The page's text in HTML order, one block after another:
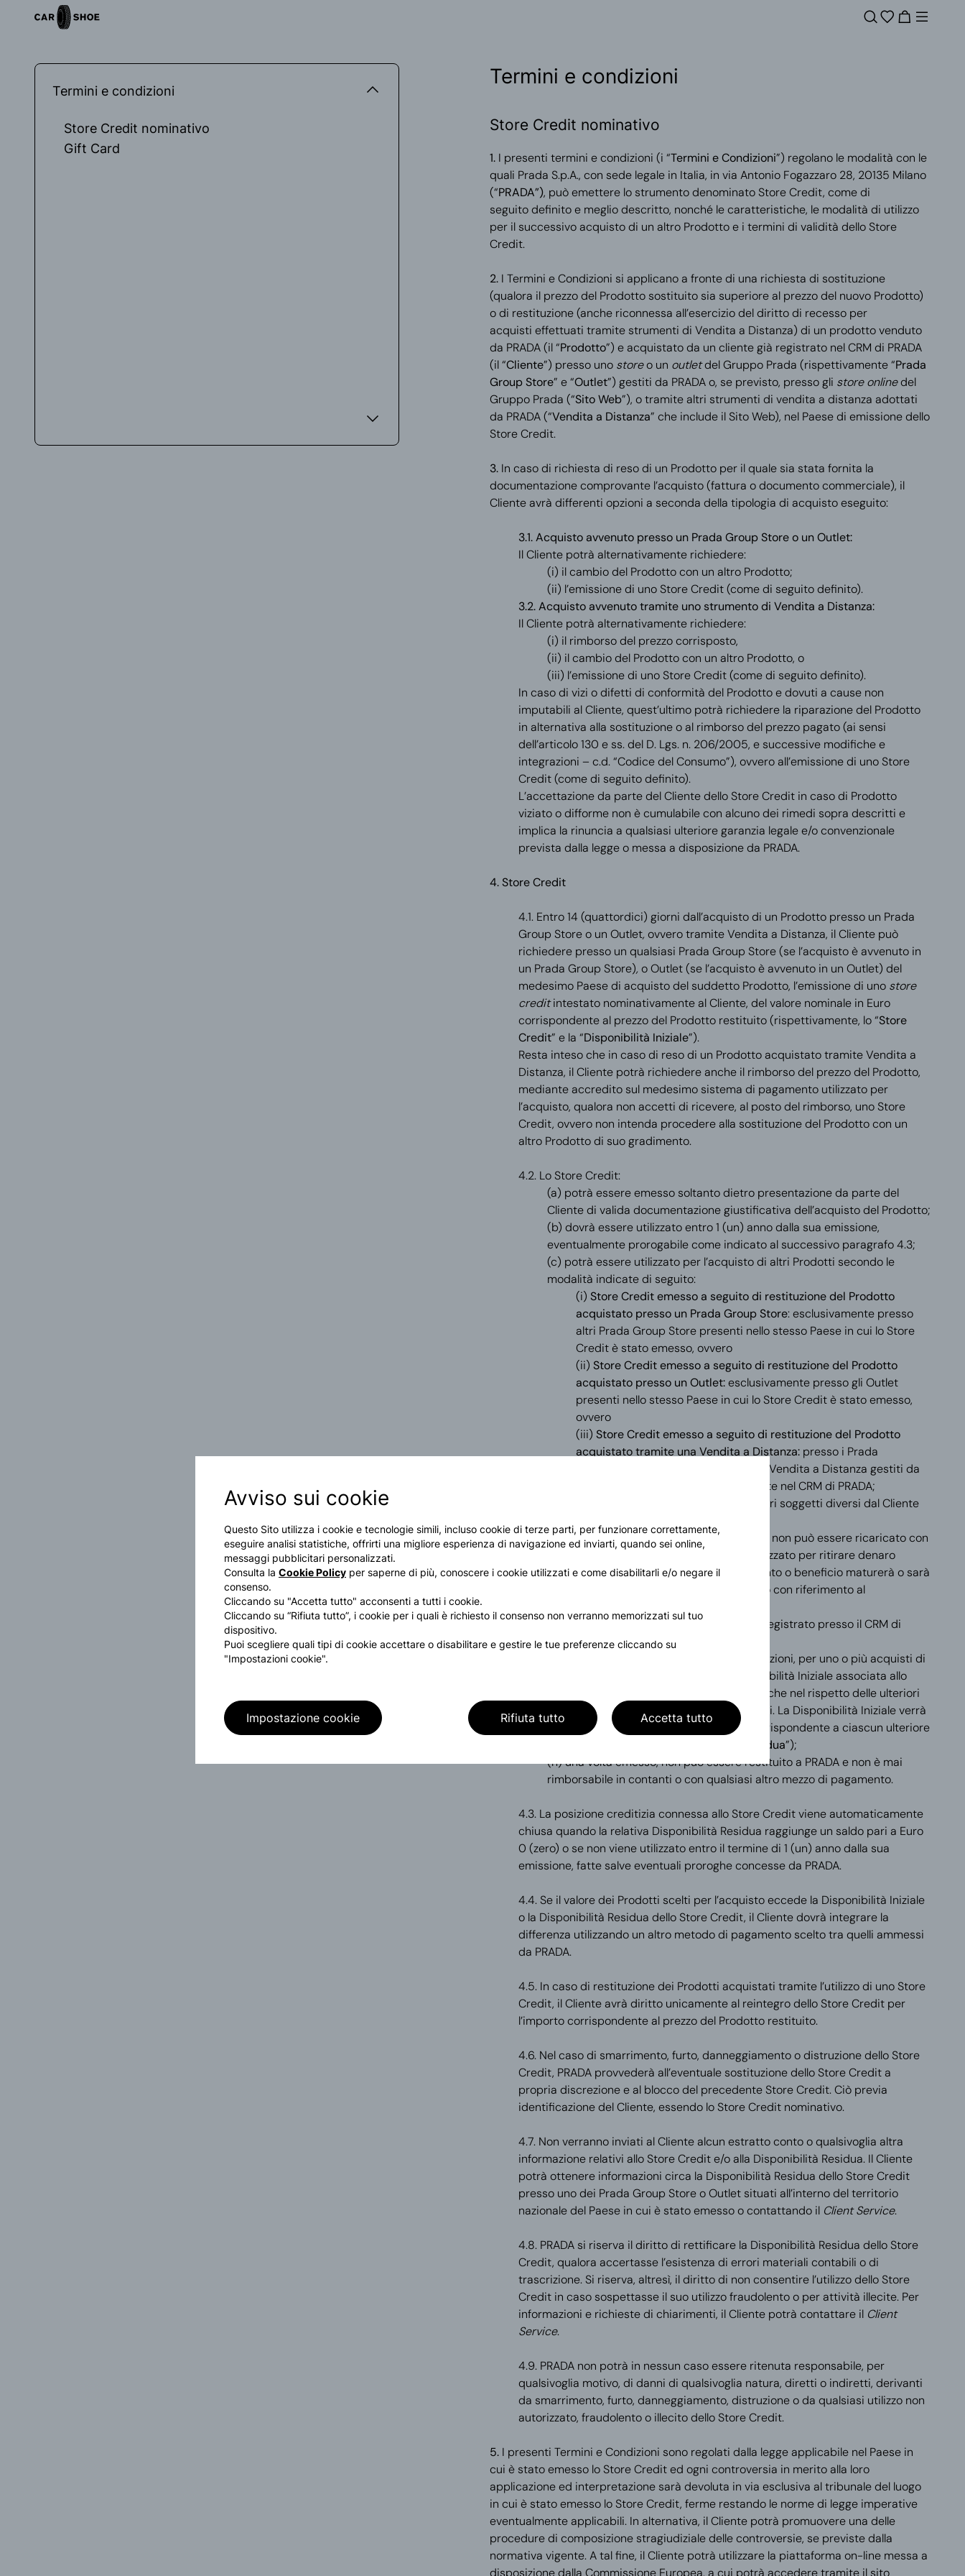
Avviso sui cookie
Questo Sito utilizza i cookie e tecnologie simili, incluso cookie di terze parti, per funzionare correttamente,
eseguire analisi statistiche, offrirti una migliore esperienza di navigazione ed inviarti, quando sei online,
messaggi pubblicitari personalizzati.
Consulta la Cookie Policy per saperne di più, conoscere i cookie utilizzati e come disabilitarli e/o negare il
consenso.
Cliccando su "Accetta tutto" acconsenti a tutti i cookie.
Cliccando su “Rifiuta tutto”, i cookie per i quali è richiesto il consenso non verranno memorizzati sul tuo
dispositivo.
Puoi scegliere quali tipi di cookie accettare o disabilitare e gestire le tue preferenze cliccando su
"Impostazioni cookie".
Accetta tutto
Rifiuta tutto
Impostazione cookie
Termini e condizioni
Store Credit nominativo
Gift Card
Termini e condizioni
Store Credit nominativo
1. I presenti termini e condizioni (i “Termini e Condizioni”) regolano le modalità con le
quali Prada S.p.A., con sede legale in Italia, in via Antonio Fogazzaro 28, 20135 Milano
(“PRADA”), può emettere lo strumento denominato Store Credit, come di
seguitodefinito e meglio descritto, nonché le caratteristiche, le modalità di utilizzo
per il successivo acquisto di un altro Prodotto e i termini di validità dello Store
Credit.
2. I Termini e Condizioni si applicano a fronte di una richiesta di sostituzione
(qualora il prezzo del Prodotto sostituito sia superiore al prezzo del nuovo Prodotto)
o di restituzione (anche riconnessa all’esercizio del diritto di recesso per
acquisti effettuati tramite strumenti di Vendita a Distanza) di un prodotto venduto
da PRADA (il “Prodotto”) e acquistato da un cliente già registrato nel CRM di PRADA
(il “Cliente”) presso uno storeo un outletdel Gruppo Prada (rispettivamente “Prada
Group Store” e “Outlet”) gestiti da PRADA o, se previsto, presso gli store onlinedel
Gruppo Prada (“Sito Web”), o tramite altri strumenti di vendita a distanza adottati
da PRADA (“Vendita a Distanza” che include il Sito Web), nel Paese di emissione dello
Store Credit.
3. In caso di richiesta di reso di un Prodotto per il quale sia stata fornita la
documentazione comprovante l’acquisto (fattura o documento commerciale), il
Cliente avrà differenti opzioni a seconda della tipologia di acquisto eseguito:
3.1. Acquisto avvenuto presso un Prada Group Store o un Outlet:
Il Cliente potrà alternativamente richiedere:
(i) il cambio del Prodotto con un altro Prodotto;
(ii) l’emissione di uno Store Credit (come di seguitodefinito).
3.2. Acquisto avvenuto tramite uno strumento di Vendita a Distanza:
Il Cliente potrà alternativamente richiedere:
(i) il rimborso del prezzo corrisposto,
(ii) il cambio del Prodotto con un altro Prodotto, o
(iii) l’emissione di uno Store Credit (come di seguitodefinito).
In caso di vizi o difetti di conformità del Prodotto e dovuti a cause non
imputabili al Cliente, quest’ultimo potrà richiedere la riparazione del Prodotto
in alternativa alla sostituzione o al rimborso del prezzo pagato (ai sensi
dell’articolo 130 e ss. del D. Lgs. n. 206/2005, e successive modifiche e
integrazioni – c.d. “Codice del Consumo”), ovvero all’emissione di uno Store
Credit (come di seguitodefinito).
L’accettazione da parte del Cliente dello Store Credit in caso di Prodotto
viziato o difforme non è cumulabile con alcuno dei rimedi sopra descritti e
implica la rinuncia a qualsiasi ulteriore garanzia legale e/o convenzionale
prevista dalla legge o messa a disposizione da PRADA.
4. Store Credit
4.1. Entro 14 (quattordici) giorni dall’acquisto di un Prodotto presso un Prada
Group Storeo un Outlet,ovvero tramite Vendita a Distanza, il Cliente può
richiedere presso un qualsiasi Prada Group Store (se l’acquisto è avvenuto in
un Prada Group Store),oOutlet(se l’acquisto è avvenuto in un Outlet) del
medesimo Paese di acquisto del suddetto Prodotto, l’emissione di uno store
creditintestato nominativamente al Cliente, del valore nominale in Euro
corrispondente al prezzo del Prodotto restituito (rispettivamente, lo “Store
Credit” e la “Disponibilità Iniziale”).
Resta inteso che in caso di reso di un Prodotto acquistato tramite Vendita a
Distanza, il Cliente potrà richiedere anche il rimborso del prezzo del Prodotto,
mediante accredito sul medesimo sistema di pagamento utilizzato per
l’acquisto, qualora non accetti di ricevere, al posto del rimborso, uno Store
Credit, ovvero non intenda procedere alla sostituzione del Prodotto con un
altro Prodotto di suo gradimento.
4.2. Lo Store Credit:
(a) potrà essere emesso soltanto dietro presentazione da parte del
Cliente di valida documentazione giustificativa dell’acquisto del Prodotto;
(b) dovrà essere utilizzato entro 1 (un) anno dalla sua emissione,
eventualmente prorogabile come indicato al successivo paragrafo 4.3;
(c) potrà essere utilizzato per l’acquisto di altri Prodotti secondo le
modalità indicate di seguito:
(i) Store Credit emesso a seguito di restituzione del Prodotto
acquistato presso un Prada Group Store: esclusivamente presso
altri Prada Group Store presenti nello stesso Paese in cui lo Store
Credit è stato emesso, ovvero
(ii) Store Credit emesso a seguito di restituzione del Prodotto
acquistato presso un Outlet:esclusivamente presso gli Outlet
presenti nello stesso Paese in cui lo Store Credit è stato emesso,
ovvero
(iii) Store Credit emesso a seguito di restituzione del Prodotto
acquistato tramite una Vendita a Distanza:presso i Prada
e attraverso i sistemi di Vendita a Distanza gestiti da
PRADA, previa registrazione del Cliente nel CRM di PRADA;
(d) non è trasferibile a, né utilizzabile da altri soggetti diversi dal Cliente
(e) non è una carta di credito o di debito e non può essere ricaricato con
fondi o somme ulteriori, né può essere utilizzato per ritirare denaro
contante e nessun interesse o altro provento o beneficio maturerà o sarà
dovuto, pagato, accreditato o riconosciuto con riferimento al
(f) per usufruirne, il Cliente deve risultare registrato presso il CRM di
PRADA;
(g) potrà essere utilizzato, in una o più soluzioni, per uno o più acquisti di
Prodotti, fino ad esaurimento della Disponibilità Iniziale associata allo
Store Credit e non oltre tale importo, oltre che nel rispetto delle ulteriori
previsioni dei presenti Termini e Condizioni. La Disponibilità Iniziale verrà
progressivamente ridotta dell’importo corrispondente a ciascun ulteriore
Disponibilità Residua”);
(h) una volta emesso, non può essere restituito a PRADA e non è mai
rimborsabile in contanti o con qualsiasi altro mezzo di pagamento.
4.3. La posizione creditizia connessa allo Store Credit viene automaticamente
chiusa quando la relativa Disponibilità Residua raggiunge un saldo pari a Euro
0 (zero) o se non viene utilizzato entro il termine di 1 (un) anno dalla sua
emissione, fatte salve eventuali proroghe concesse da PRADA.
4.4. Se il valore dei Prodotti scelti per l’acquisto eccede la Disponibilità Iniziale
o la Disponibilità Residua dello Store Credit, il Cliente dovrà integrare la
differenza utilizzando un altro metodo di pagamento scelto tra quelli ammessi
da PRADA.
4.5. In caso di restituzione dei Prodotti acquistati tramite l’utilizzo di uno Store
Credit, il Cliente avrà diritto unicamente al reintegro dello Store Credit per
l’importo corrispondente al prezzo del Prodotto restituito.
4.6. Nel caso di smarrimento, furto, danneggiamento o distruzione dello Store
Credit, PRADA provvederà all’eventuale sostituzione dello Store Credit a
propria discrezione e al blocco del precedente Store Credit. Ciò previa
identificazione del Cliente, essendo lo Store Credit nominativo.
4.7. Non verranno inviati al Cliente alcun estratto conto o qualsivoglia altra
informazione relativi allo Store Credit e/o alla Disponibilità Residua. Il Cliente
potrà ottenere informazioni circa la Disponibilità Residua dello Store Credit
presso uno dei Prada Group Store o Outlet situati all’interno del territorio
nazionale del Paese in cui è stato emesso o contattando il Client Service.
4.8. PRADA si riserva il diritto di rettificare la Disponibilità Residua dello Store
Credit, qualora accertasse l’esistenza di errori materiali contabili o di
trascrizione. Si riserva, altresì, il diritto di non consentire l’utilizzo dello Store
Credit in caso sospettasse il suo utilizzo fraudolento o per attività illecite. Per
informazioni e richieste di chiarimenti, il Cliente potrà contattare il Client
Service.
4.9. PRADA non potrà in nessun caso essere ritenuta responsabile, per
qualsivoglia motivo, di danni di qualsivoglia natura, diretti o indiretti, derivanti
da smarrimento, furto, danneggiamento, distruzione o da qualsiasi utilizzo non
autorizzato, fraudolento o illecito dello Store Credit.
5. I presenti Termini e Condizioni sono regolati dalla legge applicabile nel Paese in
cui è stato emesso lo Store Credit ed ogni controversia in merito alla loro
applicazione ed interpretazione sarà devoluta in via esclusiva al tribunale del luogo
in cui è stato emesso lo Store Credit, ferme restando le norme di legge imperative
eventualmente applicabili. In alternativa, il Cliente potrà promuovere una delle
procedure di composizione stragiudiziale delle controversie, se previste dalla
normativa vigente. A tal fine, il Cliente potrà utilizzare la piattaforma on-line messa a
disposizione dalla Commissione Europea, a cui potrà accedere tramite il sito